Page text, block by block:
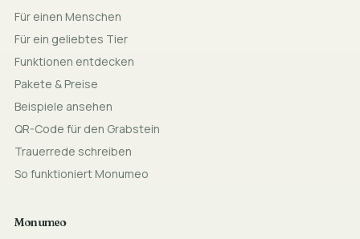
Für einen Menschen
Für ein geliebtes Tier
Funktionen entdecken
Pakete & Preise
Beispiele ansehen
QR-Code für den Grabstein
Trauerrede schreiben
So funktioniert Monumeo
Monumeo